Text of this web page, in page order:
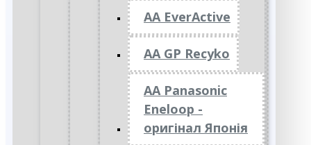
AA EverActive
AA GP Recyko
AA Panasonic
Eneloop -
оригінал Японія